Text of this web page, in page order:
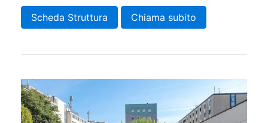
Scheda Struttura Chiama subito